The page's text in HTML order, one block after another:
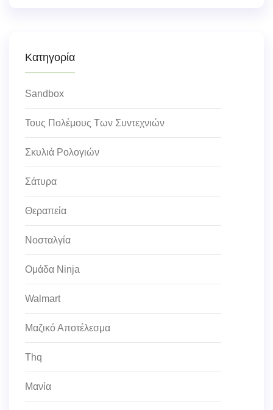
Κατηγορία
Sandbox
Τους Πολέμους Των Συντεχνιών
Σκυλιά Ρολογιών
Σάτυρα
Θεραπεία
Νοσταλγία
Ομάδα Ninja
Walmart
Μαζικό Αποτέλεσμα
Thq
Μανία